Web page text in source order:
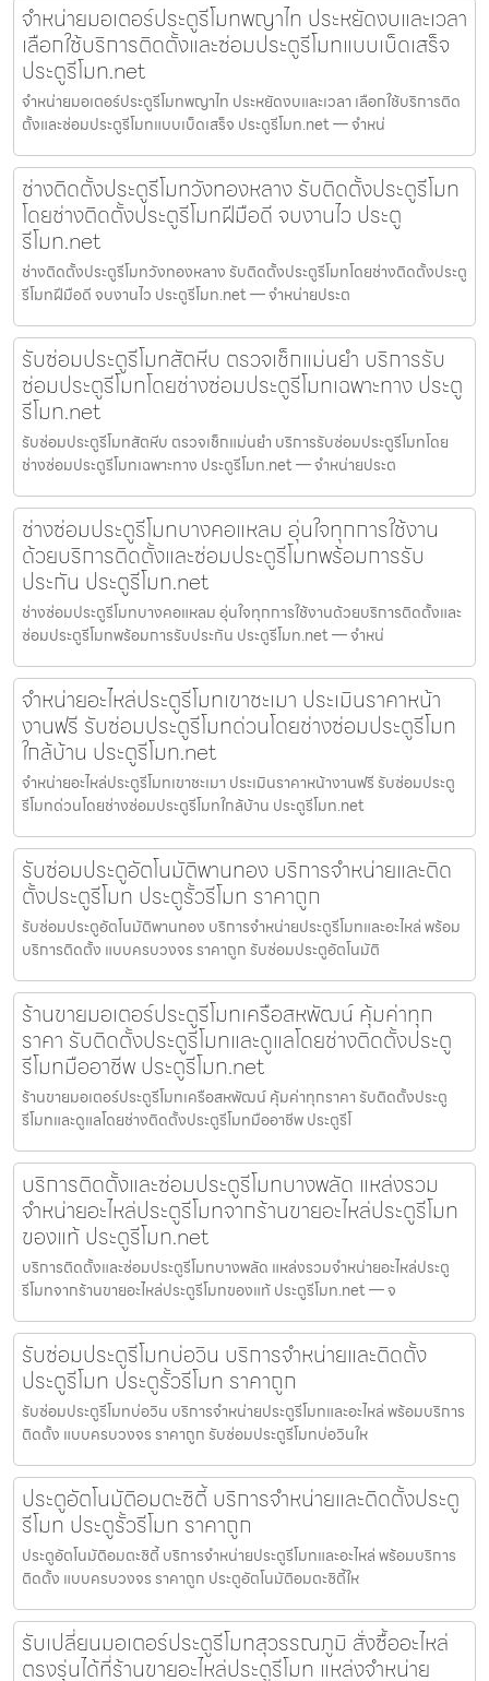
จำหน่ายมอเตอร์ประตูรีโมทพญาไท ประหยัดงบและเวลา
เลือกใช้บริการติดตั้งและซ่อมประตูรีโมทแบบเบ็ดเสร็จ
ประตูรีโมท.net
จำหน่ายมอเตอร์ประตูรีโมทพญาไท ประหยัดงบและเวลา เลือกใช้บริการติด
ตั้งและซ่อมประตูรีโมทแบบเบ็ดเสร็จ ประตูรีโมท.net — จำหน่
ช่างติดตั้งประตูรีโมทวังทองหลาง รับติดตั้งประตูรีโมท
โดยช่างติดตั้งประตูรีโมทฝีมือดี จบงานไว ประตู
รีโมท.net
ช่างติดตั้งประตูรีโมทวังทองหลาง รับติดตั้งประตูรีโมทโดยช่างติดตั้งประตู
รีโมทฝีมือดี จบงานไว ประตูรีโมท.net — จำหน่ายประต
รับซ่อมประตูรีโมทสัตหีบ ตรวจเช็กแม่นยำ บริการรับ
ซ่อมประตูรีโมทโดยช่างซ่อมประตูรีโมทเฉพาะทาง ประตู
รีโมท.net
รับซ่อมประตูรีโมทสัตหีบ ตรวจเช็กแม่นยำ บริการรับซ่อมประตูรีโมทโดย
ช่างซ่อมประตูรีโมทเฉพาะทาง ประตูรีโมท.net — จำหน่ายประต
ช่างซ่อมประตูรีโมทบางคอแหลม อุ่นใจทุกการใช้งาน
ด้วยบริการติดตั้งและซ่อมประตูรีโมทพร้อมการรับ
ประกัน ประตูรีโมท.net
ช่างซ่อมประตูรีโมทบางคอแหลม อุ่นใจทุกการใช้งานด้วยบริการติดตั้งและ
ซ่อมประตูรีโมทพร้อมการรับประกัน ประตูรีโมท.net — จำหน่
จำหน่ายอะไหล่ประตูรีโมทเขาชะเมา ประเมินราคาหน้า
งานฟรี รับซ่อมประตูรีโมทด่วนโดยช่างซ่อมประตูรีโมท
ใกล้บ้าน ประตูรีโมท.net
จำหน่ายอะไหล่ประตูรีโมทเขาชะเมา ประเมินราคาหน้างานฟรี รับซ่อมประตู
รีโมทด่วนโดยช่างซ่อมประตูรีโมทใกล้บ้าน ประตูรีโมท.net
รับซ่อมประตูอัตโนมัติพานทอง บริการจำหน่ายและติด
ตั้งประตูรีโมท ประตูรั้วรีโมท ราคาถูก
รับซ่อมประตูอัตโนมัติพานทอง บริการจำหน่ายประตูรีโมทและอะไหล่ พร้อม
บริการติดตั้ง แบบครบวงจร ราคาถูก รับซ่อมประตูอัตโนมัติ
ร้านขายมอเตอร์ประตูรีโมทเครือสหพัฒน์ คุ้มค่าทุก
ราคา รับติดตั้งประตูรีโมทและดูแลโดยช่างติดตั้งประตู
รีโมทมืออาชีพ ประตูรีโมท.net
ร้านขายมอเตอร์ประตูรีโมทเครือสหพัฒน์ คุ้มค่าทุกราคา รับติดตั้งประตู
รีโมทและดูแลโดยช่างติดตั้งประตูรีโมทมืออาชีพ ประตูรีโ
บริการติดตั้งและซ่อมประตูรีโมทบางพลัด แหล่งรวม
จำหน่ายอะไหล่ประตูรีโมทจากร้านขายอะไหล่ประตูรีโมท
ของแท้ ประตูรีโมท.net
บริการติดตั้งและซ่อมประตูรีโมทบางพลัด แหล่งรวมจำหน่ายอะไหล่ประตู
รีโมทจากร้านขายอะไหล่ประตูรีโมทของแท้ ประตูรีโมท.net — จ
รับซ่อมประตูรีโมทบ่อวิน บริการจำหน่ายและติดตั้ง
ประตูรีโมท ประตูรั้วรีโมท ราคาถูก
รับซ่อมประตูรีโมทบ่อวิน บริการจำหน่ายประตูรีโมทและอะไหล่ พร้อมบริการ
ติดตั้ง แบบครบวงจร ราคาถูก รับซ่อมประตูรีโมทบ่อวินให
ประตูอัตโนมัติอมตะซิตี้ บริการจำหน่ายและติดตั้งประตู
รีโมท ประตูรั้วรีโมท ราคาถูก
ประตูอัตโนมัติอมตะซิตี้ บริการจำหน่ายประตูรีโมทและอะไหล่ พร้อมบริการ
ติดตั้ง แบบครบวงจร ราคาถูก ประตูอัตโนมัติอมตะซิตี้ให
รับเปลี่ยนมอเตอร์ประตูรีโมทสุวรรณภูมิ สั่งซื้ออะไหล่
ตรงรุ่นได้ที่ร้านขายอะไหล่ประตูรีโมท แหล่งจำหน่าย